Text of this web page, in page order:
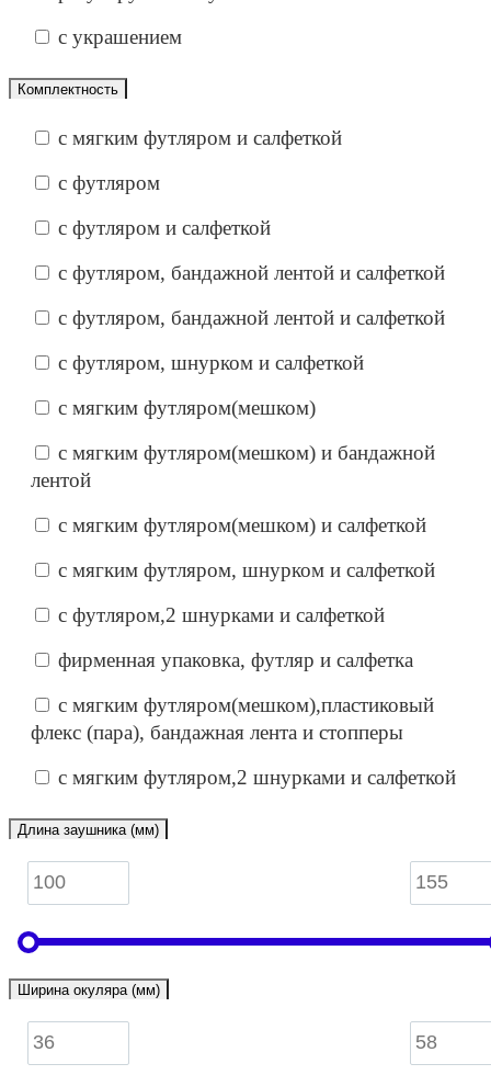
с украшением
Комплектность
с мягким футляром и салфеткой
с футляром
с футляром и салфеткой
с футляром, бандажной лентой и салфеткой
с футляром, бандажной лентой и салфеткой
с футляром, шнурком и салфеткой
с мягким футляром(мешком)
с мягким футляром(мешком) и бандажной
лентой
с мягким футляром(мешком) и салфеткой
с мягким футляром, шнурком и салфеткой
с футляром,2 шнурками и салфеткой
фирменная упаковка, футляр и салфетка
с мягким футляром(мешком),пластиковый
флекс (пара), бандажная лента и стопперы
с мягким футляром,2 шнурками и салфеткой
Длина заушника (мм)
Ширина окуляра (мм)